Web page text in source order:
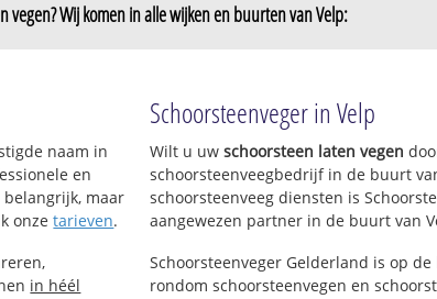
vegen? Wij komen in alle wijken en buurten van Velp:
naam in
en
belangrijk, maar
onzetarieven.
in héél
Schoorsteenveger in Velp
Wilt u uw schoorsteen laten vegen
schoorsteenveegbedrijf in de buurt
schoorsteenveeg diensten is
aangewezen partner in de buurt van
Schoorsteenveger Gelderland is op
rondom schoorsteenvegen en